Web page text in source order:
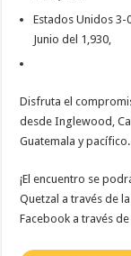
Estados Unidos 3-
Junio del 1,930,
Disfruta el
desde Inglewood,
Guatemala y
¡El encuentro se
Quetzal a través de
Facebook a través